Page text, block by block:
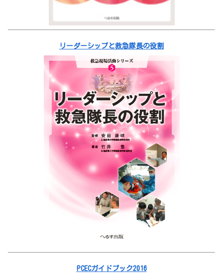
リーダーシップと救急隊長の役割
PCECガイドブック2016